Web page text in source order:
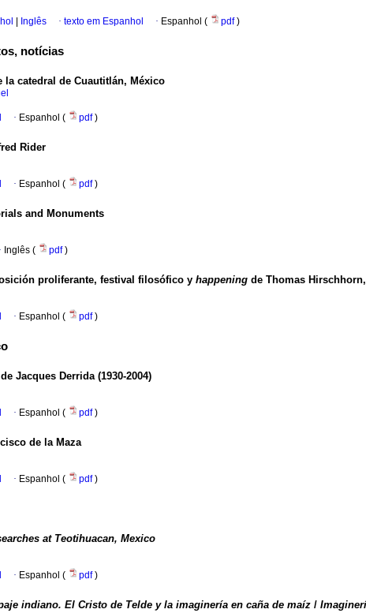
Inglês · texto em Espanhol · Espanhol ( pdf)
notícias
la catedral de Cuautitlán, México
· Espanhol ( pdf)
Rider
· Espanhol ( pdf)
and Monuments
· Inglês ( pdf)
proliferante, festival filosófico y happening de Thomas
· Espanhol ( pdf)
Jacques Derrida (1930-2004)
· Espanhol ( pdf)
de la Maza
· Espanhol ( pdf)
at Teotihuacan, Mexico
· Espanhol ( pdf)
indiano. El Cristo de Telde y la imaginería en caña de maíz /